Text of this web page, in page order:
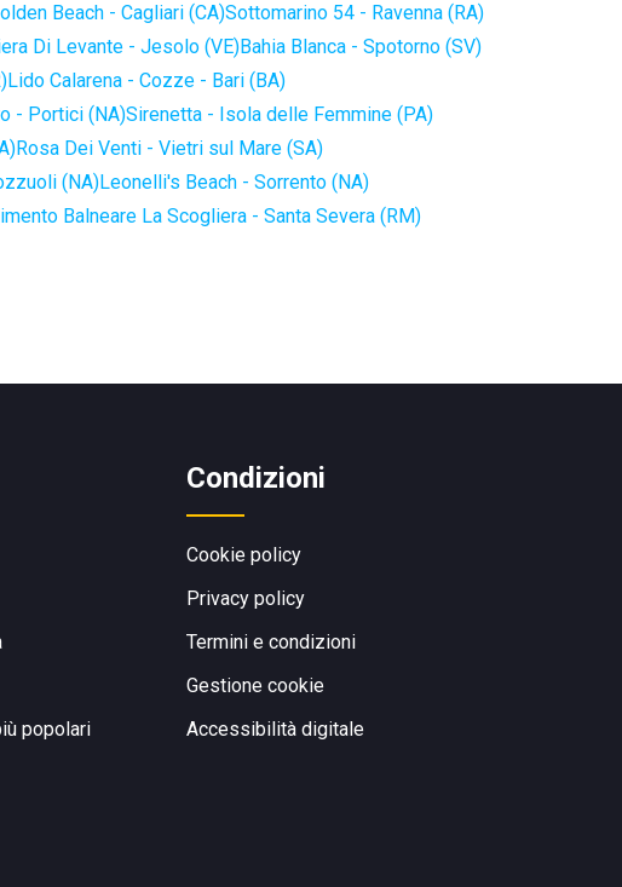
Beach - Cagliari (CA)Sottomarino 54 - Ravenna (RA)
Di Levante - Jesolo (VE)Bahia Blanca - Spotorno (SV)
Lido Calarena - Cozze - Bari (BA)
- Portici (NA)Sirenetta - Isola delle Femmine (PA)
Rosa Dei Venti - Vietri sul Mare (SA)
(NA)Leonelli's Beach - Sorrento (NA)
Balneare La Scogliera - Santa Severa (RM)
popolari
Condizioni
Cookie policy
Privacy policy
Termini e condizioni
Gestione cookie
Accessibilità digitale